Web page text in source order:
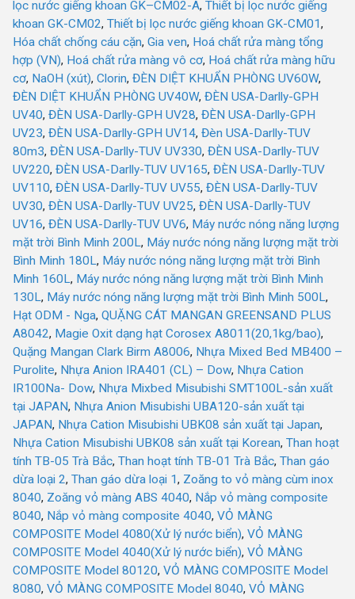
lọc nước giếng khoan GK–CM02-A, Thiết bị lọc nước giếng
khoan GK-CM02, Thiết bị lọc nước giếng khoan GK-CM01,
Hóa chất chống cáu cặn, Gia ven, Hoá chất rửa màng tổng
hợp (VN), Hoá chất rửa màng vô cơ, Hoá chất rửa màng hữu
cơ, NaOH (xút), Clorin, ĐÈN DIỆT KHUẨN PHÒNG UV60W,
ĐÈN DIỆT KHUẨN PHÒNG UV40W, ĐÈN USA-Darlly-GPH
UV40, ĐÈN USA-Darlly-GPH UV28, ĐÈN USA-Darlly-GPH
UV23, ĐÈN USA-Darlly-GPH UV14, Đèn USA-Darlly-TUV
80m3, ĐÈN USA-Darlly-TUV UV330, ĐÈN USA-Darlly-TUV
UV220, ĐÈN USA-Darlly-TUV UV165, ĐÈN USA-Darlly-TUV
UV110, ĐÈN USA-Darlly-TUV UV55, ĐÈN USA-Darlly-TUV
UV30, ĐÈN USA-Darlly-TUV UV25, ĐÈN USA-Darlly-TUV
UV16, ĐÈN USA-Darlly-TUV UV6, Máy nước nóng năng lượng
mặt trời Bình Minh 200L, Máy nước nóng năng lượng mặt trời
Bình Minh 180L, Máy nước nóng năng lượng mặt trời Bình
Minh 160L, Máy nước nóng năng lượng mặt trời Bình Minh
130L, Máy nước nóng năng lượng mặt trời Bình Minh 500L,
Hạt ODM - Nga, QUẶNG CÁT MANGAN GREENSAND PLUS
A8042, Magie Oxit dạng hạt Corosex A8011(20,1kg/bao),
Quặng Mangan Clark Birm A8006, Nhựa Mixed Bed MB400 –
Purolite, Nhựa Anion IRA401 (CL) – Dow, Nhựa Cation
IR100Na- Dow, Nhựa Mixbed Misubishi SMT100L-sản xuất
tại JAPAN, Nhựa Anion Misubishi UBA120-sản xuất tại
JAPAN, Nhựa Cation Misubishi UBK08 sản xuất tại Japan,
Nhựa Cation Misubishi UBK08 sản xuất tại Korean, Than hoạt
tính TB-05 Trà Bắc, Than hoạt tính TB-01 Trà Bắc, Than gáo
dừa loại 2, Than gáo dừa loại 1, Zoăng to vỏ màng cùm inox
8040, Zoăng vỏ màng ABS 4040, Nắp vỏ màng composite
8040, Nắp vỏ màng composite 4040, VỎ MÀNG
COMPOSITE Model 4080(Xử lý nước biển), VỎ MÀNG
COMPOSITE Model 4040(Xử lý nước biển), VỎ MÀNG
COMPOSITE Model 80120, VỎ MÀNG COMPOSITE Model
8080, VỎ MÀNG COMPOSITE Model 8040, VỎ MÀNG